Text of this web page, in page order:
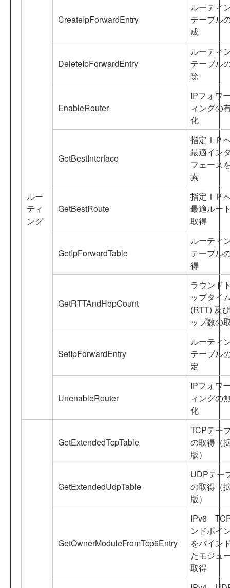
ルー
ティ
ング
CreateIpForwardEntry
ルーティ
テーブル
成
DeleteIpForwardEntry
ルーティ
テーブル
除
EnableRouter
IPフォワ
ィングの
化
GetBestInterface
指定ＩＰ
最適イン
フェース
索
GetBestRoute
指定ＩＰ
最適ルー
取得
GetIpForwardTable
ルーティ
テーブル
得
GetRTTAndHopCount
ラウンド
ップタイ
(RTT) 及
ップ数の
SetIpForwardEntry
ルーティ
テーブル
定
UnenableRouter
IPフォワ
ィングの
化
GetExtendedTcpTable
TCPテー
の取得（
版）
GetExtendedUdpTable
UDPテー
の取得（
版）
GetOwnerModuleFromTcp6Entry
IPv6
ンドポイ
をバイン
たモジュ
取得